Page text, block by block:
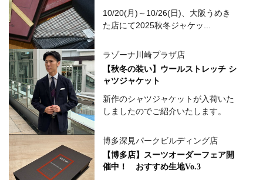
10/20(月)～10/26(日)、大阪うめき
た店にて2025秋冬ジャケッ...
ラゾーナ川崎プラザ店
【秋冬の装い】ウールストレッチ シ
ャツジャケット
新作のシャツジャケットが入荷いた
しましたのでご紹介いたします。
博多深見パークビルディング店
【博多店】スーツオーダーフェア開
催中！ おすすめ生地Vo.3